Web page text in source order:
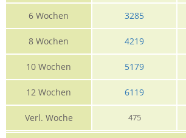
6 Wochen 3285
8 Wochen 4219
10 Wochen 5179
12 Wochen 6119
Verl. Woche 475